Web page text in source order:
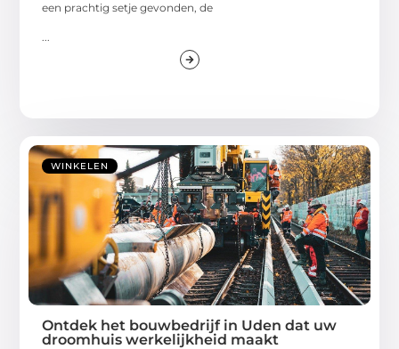
een prachtig setje gevonden, de
WINKELEN
Ontdek het bouwbedrijf in Uden dat uw
droomhuis werkelijkheid maakt